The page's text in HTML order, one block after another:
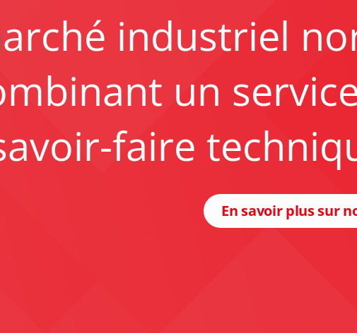
industriel
un
faire
En savoir plus sur